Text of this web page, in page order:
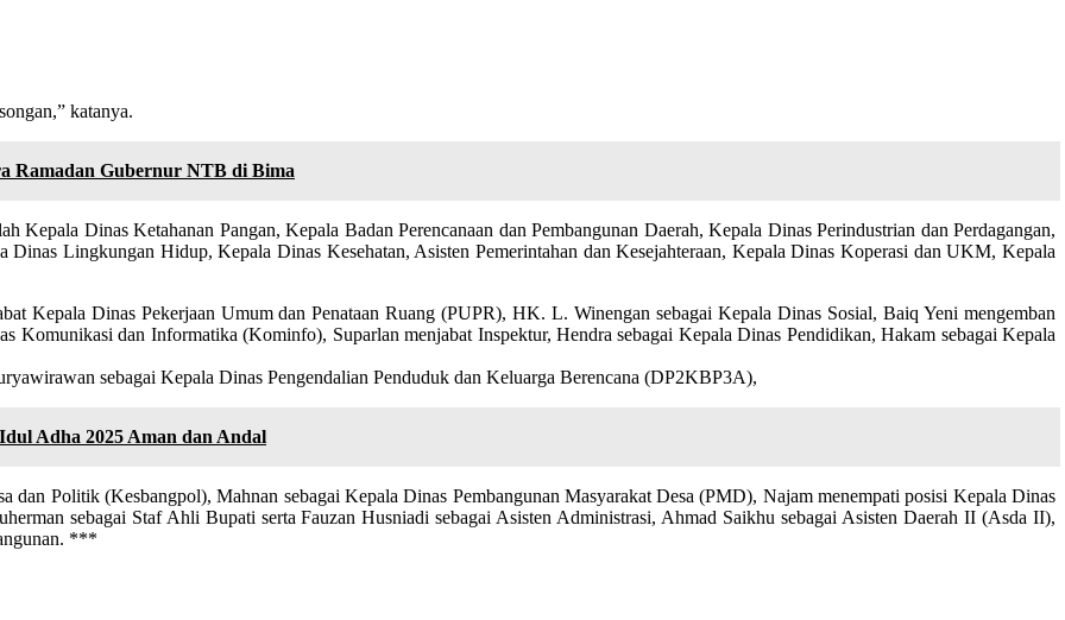
katanya.
Ramadan Gubernur NTB di Bima
Kepala Dinas Ketahanan Pangan, Kepala Badan Perencanaan dan Pembangunan Daerah, Kepala Dinas Perindustrian dan Perdagangan,
Lingkungan Hidup, Kepala Dinas Kesehatan, Asisten Pemerintahan dan Kesejahteraan, Kepala Dinas Koperasi dan UKM, Kepala
Kepala Dinas Pekerjaan Umum dan Penataan Ruang (PUPR), HK. L. Winengan sebagai Kepala Dinas Sosial, Baiq Yeni mengemban
Komunikasi dan Informatika (Kominfo), Suparlan menjabat Inspektur, Hendra sebagai Kepala Dinas Pendidikan, Hakam sebagai Kepala
sebagai Kepala Dinas Pengendalian Penduduk dan Keluarga Berencana (DP2KBP3A),
Adha 2025 Aman dan Andal
dan Politik (Kesbangpol), Mahnan sebagai Kepala Dinas Pembangunan Masyarakat Desa (PMD), Najam menempati posisi Kepala Dinas
sebagai Staf Ahli Bupati serta Fauzan Husniadi sebagai Asisten Administrasi, Ahmad Saikhu sebagai Asisten Daerah II (Asda II),
***